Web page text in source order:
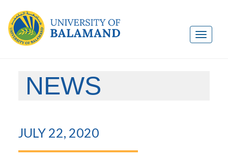
NEWS
JULY 22, 2020